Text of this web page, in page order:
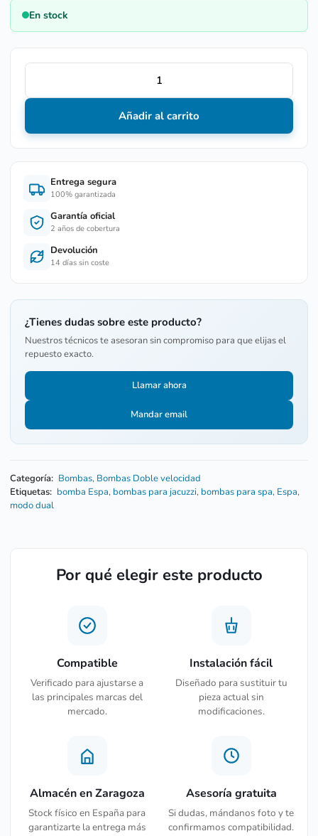
En stock
Añadir al carrito
Entrega segura
100% garantizada
Garantía oficial
2 años de cobertura
Devolución
14 días sin coste
¿Tienes dudas sobre este producto?
Nuestros técnicos te asesoran sin compromiso para que elijas el
repuesto exacto.
Llamar ahora
Mandar email
Categoría: Bombas, Bombas Doble velocidad
Etiquetas: bomba Espa, bombas para jacuzzi, bombas para spa, Espa,
modo dual
Por qué elegir este producto
Compatible
Verificado para ajustarse a
las principales marcas del
mercado.
Instalación fácil
Diseñado para sustituir tu
pieza actual sin
modificaciones.
Almacén en Zaragoza
Stock físico en España para
garantizarte la entrega más
Asesoría gratuita
Si dudas, mándanos foto y te
confirmamos compatibilidad.